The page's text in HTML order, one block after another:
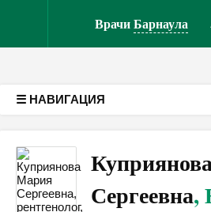
ВрачиБарнаула
☰ НАВИГАЦИЯ
Сергеевна,